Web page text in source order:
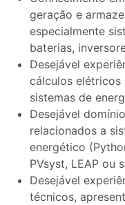
geração e
especialmente
baterias,
Desejável
cálculos elétricos
sistemas de
Desejável
relacionados a
energético
PVsyst, LEAP ou
Desejável
técnicos,